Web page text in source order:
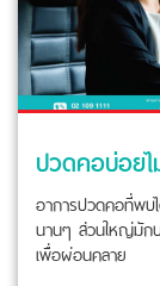
ปวดคอบ่อย
อาการปวดคอที่พบ
นานๆ ส่วนใหญ่มัก
เพื่อผ่อนคลาย